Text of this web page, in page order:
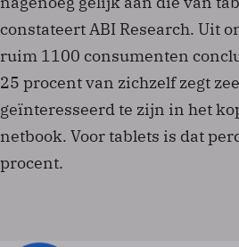
constateert ABI Research. Uit
ruim 1100 consumenten
25 procent van zichzelf zegt
geïnteresseerd te zijn in het
netbook. Voor tablets is dat
procent.